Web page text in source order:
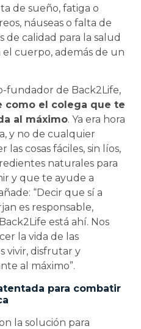
de sueño, fatiga o
náuseas o falta de
calidad para la salud
cuerpo, además de un
fundador de Back2Life,
como el colega que te
al máximo. Ya era hora
y no de cualquier
las cosas fáciles, sin líos,
naturales para
y que te ayude a
“Decir que sí a
es responsable,
está ahí. Nos
la vida de las
vivir, disfrutar y
al máximo”.
para combatir
la solución para